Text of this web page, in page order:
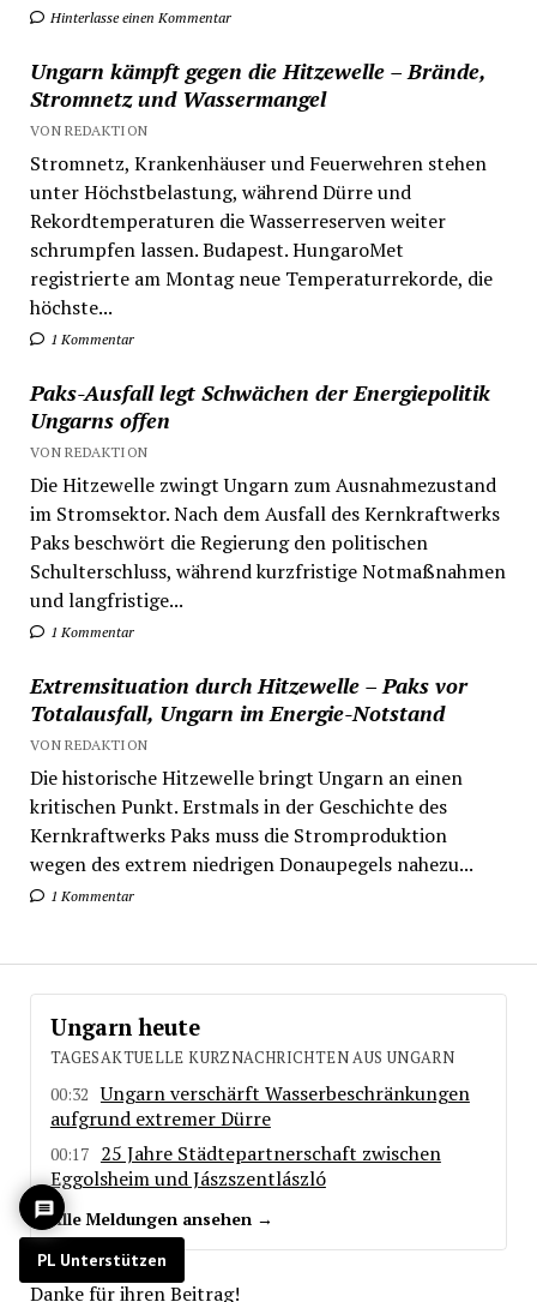
Hinterlasse einen Kommentar
Ungarn kämpft gegen die Hitzewelle – Brände,
Stromnetz und Wassermangel
VON REDAKTION
Stromnetz, Krankenhäuser und Feuerwehren stehen
unter Höchstbelastung, während Dürre und
Rekordtemperaturen die Wasserreserven weiter
schrumpfen lassen. Budapest. HungaroMet
registrierte am Montag neue Temperaturrekorde, die
höchste...
1 Kommentar
Paks-Ausfall legt Schwächen der Energiepolitik
Ungarns offen
VON REDAKTION
Die Hitzewelle zwingt Ungarn zum Ausnahmezustand
im Stromsektor. Nach dem Ausfall des Kernkraftwerks
Paks beschwört die Regierung den politischen
Schulterschluss, während kurzfristige Notmaßnahmen
und langfristige...
1 Kommentar
Extremsituation durch Hitzewelle – Paks vor
Totalausfall, Ungarn im Energie-Notstand
VON REDAKTION
Die historische Hitzewelle bringt Ungarn an einen
kritischen Punkt. Erstmals in der Geschichte des
Kernkraftwerks Paks muss die Stromproduktion
wegen des extrem niedrigen Donaupegels nahezu...
1 Kommentar
Ungarn heute
TAGESAKTUELLE KURZNACHRICHTEN AUS UNGARN
00:32
Ungarn verschärft Wasserbeschränkungen
aufgrund extremer Dürre
00:17
25 Jahre Städtepartnerschaft zwischen
Eggolsheim und Jászszentlászló
Alle Meldungen ansehen →
Danke für ihren Beitrag!
PL Unterstützen